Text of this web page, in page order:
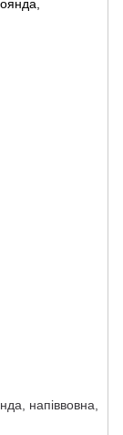
напіввовна,